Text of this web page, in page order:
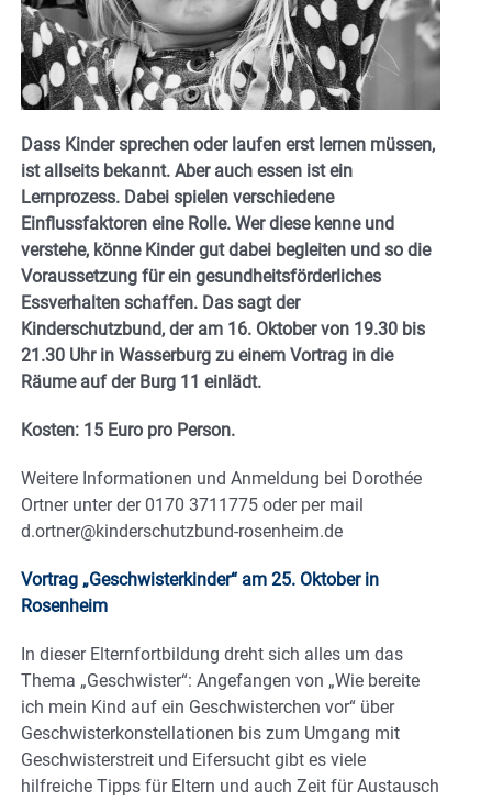
Dass Kinder sprechen oder laufen erst lernen müssen,
ist allseits bekannt. Aber auch essen ist ein
Lernprozess. Dabei spielen verschiedene
Einflussfaktoren eine Rolle. Wer diese kenne und
verstehe, könne Kinder gut dabei begleiten und so die
Voraussetzung für ein gesundheitsförderliches
Essverhalten schaffen. Das sagt der
Kinderschutzbund, der am 16. Oktober von 19.30 bis
21.30 Uhr in Wasserburg zu einem Vortrag in die
Räume auf der Burg 11 einlädt.
Kosten: 15 Euro pro Person.
Weitere Informationen und Anmeldung bei Dorothée
Ortner unter der 0170 3711775 oder per mail
d.ortner@kinderschutzbund-rosenheim.de
Vortrag „Geschwisterkinder“ am 25. Oktober in
Rosenheim
In dieser Elternfortbildung dreht sich alles um das
Thema „Geschwister“: Angefangen von „Wie bereite
ich mein Kind auf ein Geschwisterchen vor“ über
Geschwisterkonstellationen bis zum Umgang mit
Geschwisterstreit und Eifersucht gibt es viele
hilfreiche Tipps für Eltern und auch Zeit für Austausch